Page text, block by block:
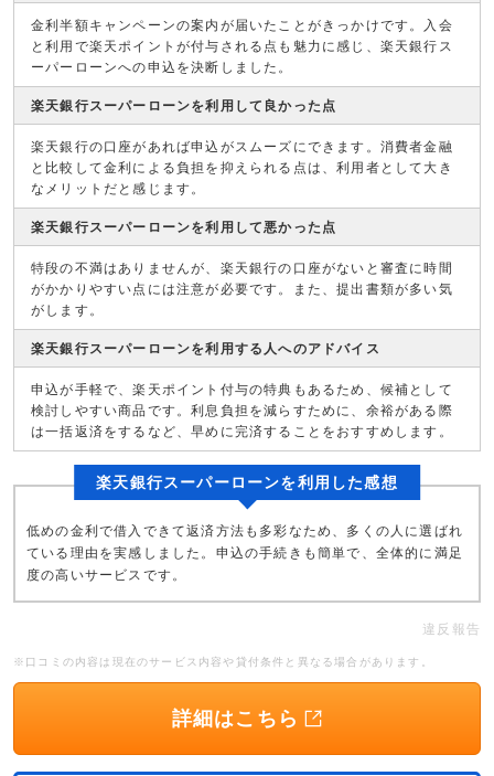
金利半額キャンペーンの案内が届いたことがきっかけです。入会
と利用で楽天ポイントが付与される点も魅力に感じ、楽天銀行ス
ーパーローンへの申込を決断しました。
楽天銀行スーパーローンを利用して良かった点
楽天銀行の口座があれば申込がスムーズにできます。消費者金融
と比較して金利による負担を抑えられる点は、利用者として大き
なメリットだと感じます。
楽天銀行スーパーローンを利用して悪かった点
特段の不満はありませんが、楽天銀行の口座がないと審査に時間
がかかりやすい点には注意が必要です。また、提出書類が多い気
がします。
楽天銀行スーパーローンを利用する人へのアドバイス
申込が手軽で、楽天ポイント付与の特典もあるため、候補として
検討しやすい商品です。利息負担を減らすために、余裕がある際
は一括返済をするなど、早めに完済することをおすすめします。
楽天銀行スーパーローンを利用した感想
低めの金利で借入できて返済方法も多彩なため、多くの人に選ばれ
ている理由を実感しました。申込の手続きも簡単で、全体的に満足
度の高いサービスです。
違反報告
※口コミの内容は現在のサービス内容や貸付条件と異なる場合があります。
詳細はこちら